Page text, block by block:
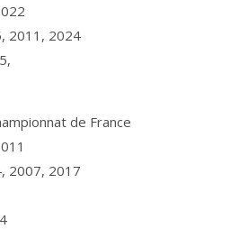
2011, 2024
de France
2007, 2017